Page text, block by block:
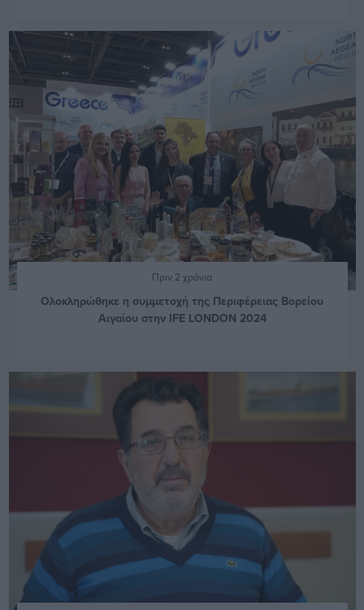
Πριν 2 χρόνια
Ολοκληρώθηκε η συμμετοχή της Περιφέρειας Βορείου
Αιγαίου στην IFE LONDON 2024